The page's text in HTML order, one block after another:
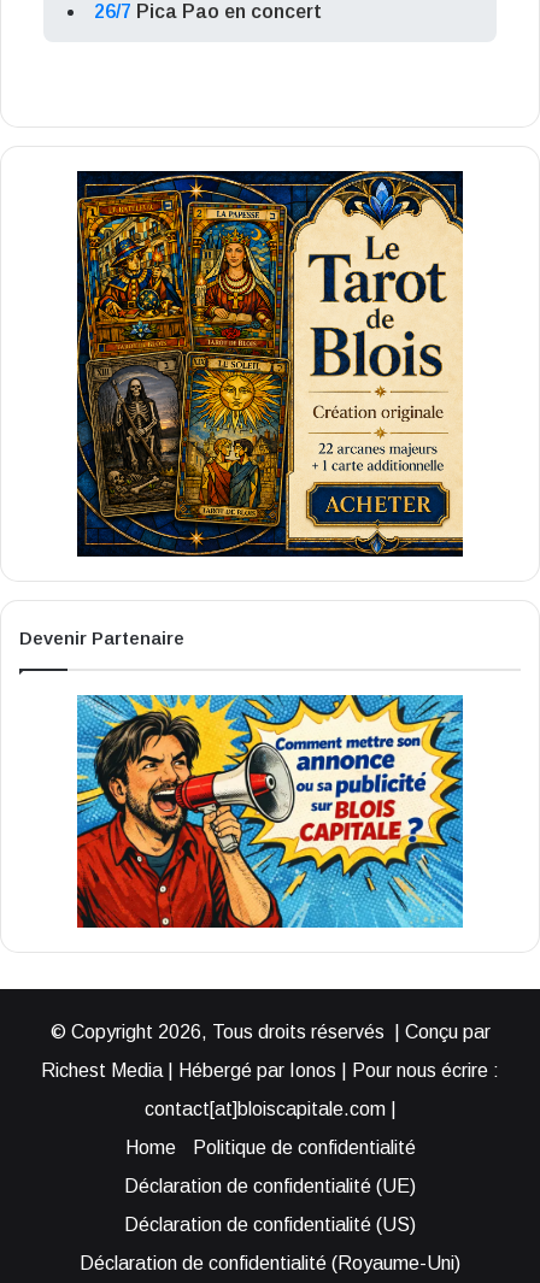
26/7 Pica Pao en concert
Devenir Partenaire
© Copyright 2026, Tous droits réservés | Conçu par
Richest Media | Hébergé par Ionos | Pour nous écrire :
contact[at]bloiscapitale.com |
Home
Politique de confidentialité
Déclaration de confidentialité (UE)
Déclaration de confidentialité (US)
Déclaration de confidentialité (Royaume-Uni)